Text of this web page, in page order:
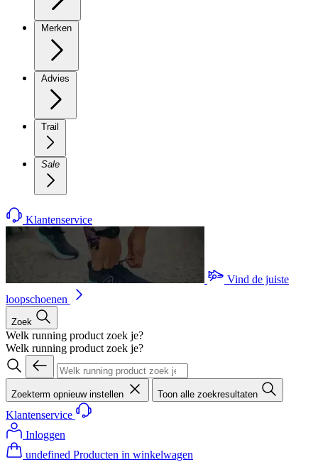
Merken
Advies
Trail
Sale
Klantenservice
Vind de juiste
loopschoenen
Zoek
Welk running product zoek je?
Welk running product zoek je?
Zoekterm opnieuw instellen Toon alle zoekresultaten
Klantenservice
Inloggen
undefined Producten in winkelwagen